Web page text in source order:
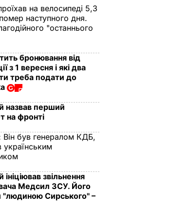
на велосипеді 5,3
наступного дня.
"останнього
бронювання від
з 1 вересня і які два
треба подати до
назвав перший
на фронті
Він був генералом КДБ,
українським
звільнення
Медсил ЗСУ. Його
"людиною Сирського" –